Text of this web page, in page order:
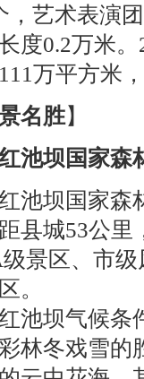
，艺术表演
度0.2万米
万平方米
名胜】
池坝国家森
坝国家森
县城53公里
景区、市
。
坝气候条件
林冬戏雪的